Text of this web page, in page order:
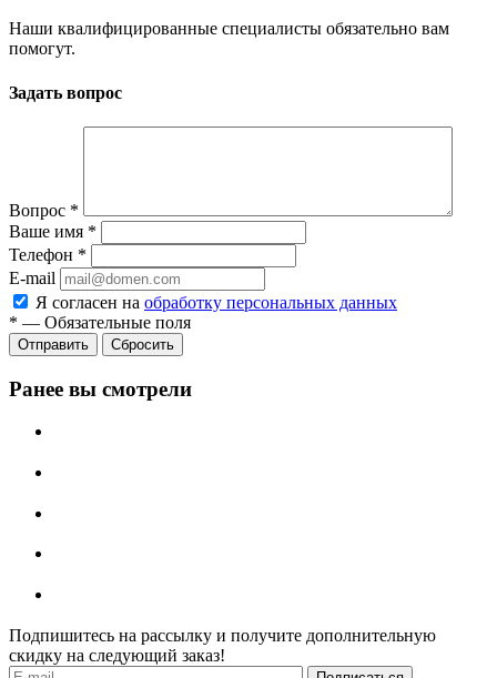
Наши квалифицированные специалисты обязательно вам
помогут.
Задать вопрос
Вопрос *
Ваше имя *
Телефон *
E-mail
Я согласен на обработку персональных данных
* — Обязательные поля
Отправить Сбросить
Ранее вы смотрели
Подпишитесь на рассылку и получите дополнительную
скидку на следующий заказ!